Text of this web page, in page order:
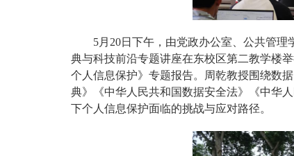
5月20日下午，由党政办公室、公共管
典与科技前沿专题讲座在东校区第二教学楼
个人信息保护》专题报告。周乾教授围绕数
典》《中华人民共和国数据安全法》《中华
下个人信息保护面临的挑战与应对路径。